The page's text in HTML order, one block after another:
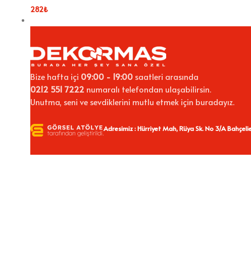
282₺
Bize hafta içi 09:00 - 19:00 saatleri arasında
0212 551 7222 numaralı telefondan ulaşabilirsin.
Unutma, seni ve sevdiklerini mutlu etmek için buradayız.
Adresimiz : Hürriyet Mah, Rüya Sk. No 3/A